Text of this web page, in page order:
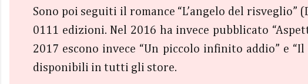
Sono poi seguiti il romance “L’angelo del
0111 edizioni. Nel 2016 ha invece pubblicato
2017 escono invece “Un piccolo infinito addio” e
disponibili in tutti gli store.